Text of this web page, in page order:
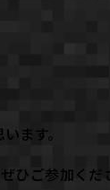
ます。
ひご参加くだ